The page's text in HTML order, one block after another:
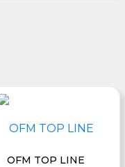
OFM TOP LINE